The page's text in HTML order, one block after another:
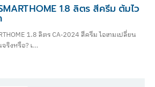
1.8 ลิตร สีครีม ต้มไว
1.8 ลิตร CA-2024 สีครีม ไอเทมเปลี่ยน
เช้าที่วุ่นวายให้ง่ายขึ้นจริงหรือ? เ...